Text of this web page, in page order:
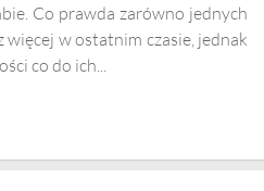
Co prawda zarówno jednych
w ostatnim czasie, jednak
co do ich...